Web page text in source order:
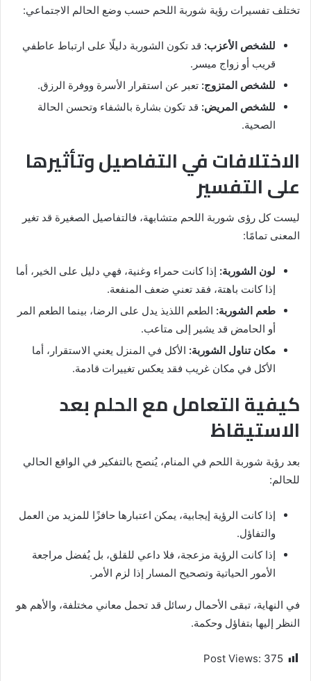
تختلف تفسيرات رؤية شوربة اللحم حسب وضع الحالم الاجتماعي:
للشخص الأعزب: قد تكون الشوربة دليلًا على ارتباط عاطفي
قريب أو زواج ميسر.
للشخص المتزوج: تعبر عن استقرار الأسرة ووفرة الرزق.
للشخص المريض: قد تكون بشارة بالشفاء وتحسن الحالة
الصحية.
الاختلافات في التفاصيل وتأثيرها
على التفسير
ليست كل رؤى شوربة اللحم متشابهة، فالتفاصيل الصغيرة قد تغير
المعنى تمامًا:
لون الشوربة: إذا كانت حمراء وغنية، فهي دليل على الخير، أما
إذا كانت باهتة، فقد تعني ضعف المنفعة.
طعم الشوربة: الطعم اللذيذ يدل على الرضا، بينما الطعم المر
أو الحامض قد يشير إلى متاعب.
مكان تناول الشوربة: الأكل في المنزل يعني الاستقرار، أما
الأكل في مكان غريب فقد يعكس تغييرات قادمة.
كيفية التعامل مع الحلم بعد
الاستيقاظ
بعد رؤية شوربة اللحم في المنام، يُنصح بالتفكير في الواقع الحالي
للحالم:
إذا كانت الرؤية إيجابية، يمكن اعتبارها حافزًا للمزيد من العمل
والتفاؤل.
إذا كانت الرؤية مزعجة، فلا داعي للقلق، بل يُفضل مراجعة
الأمور الحياتية وتصحيح المسار إذا لزم الأمر.
في النهاية، تبقى الأحمال رسائل قد تحمل معاني مختلفة، والأهم هو
النظر إليها بتفاؤل وحكمة.
Post Views: 375